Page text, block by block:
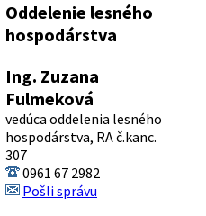
Oddelenie lesného
hospodárstva
Ing. Zuzana
Fulmeková
vedúca oddelenia lesného
hospodárstva, RA č.kanc.
307
0961 67 2982
Pošli správu